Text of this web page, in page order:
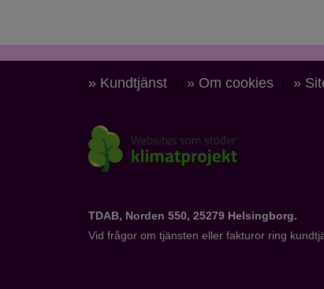
» Kundtjänst | » Om cookies | »
TDAB, Norden 550, 25279 Helsingborg.
Vid frågor om tjänsten eller fakturor ring